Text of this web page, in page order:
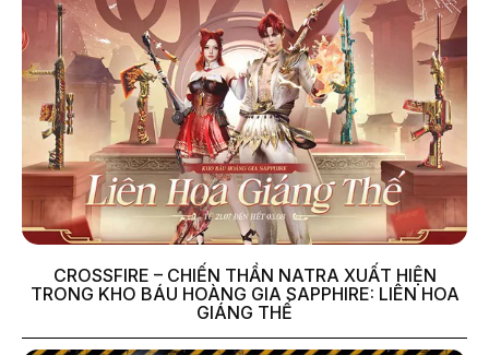
CROSSFIRE – CHIẾN THẦN NATRA XUẤT HIỆN
TRONG KHO BÁU HOÀNG GIA SAPPHIRE: LIÊN HOA
GIÁNG THẾ